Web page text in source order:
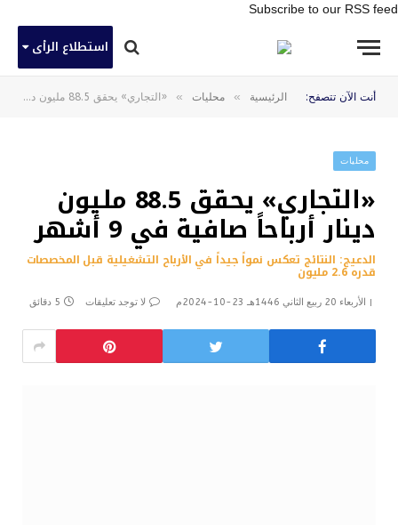
Subscribe to our RSS feed
استطلاع الرأى
أنت الآن تتصفح: الرئيسية » محليات » «التجاري» يحقق 88.5 مليون دينار أرباحاً صافية في 9 أشهر
محليات
«التجاري» يحقق 88.5 مليون
دينار أرباحاً صافية في 9 أشهر
الدعيج: النتائج تعكس نمواً جيداً في الأرباح التشغيلية قبل المخصصات
قدره 2.6 مليون
الأربعاء 20 ربيع الثاني 1446هـ 23-10-2024م لا توجد تعليقات 5 دقائق